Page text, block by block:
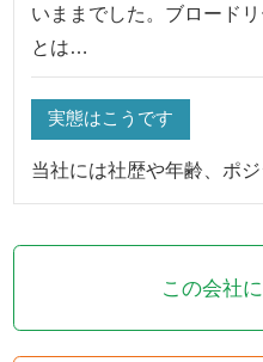
いままでした。ブロード
とは…
実態はこうです
当社には社歴や年齢、ポ
この会社